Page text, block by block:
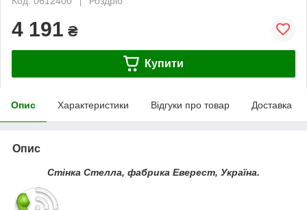
4 191 ₴
Купити
Опис Характеристики Відгуки про товар Доставка
Опис
Стінка Стелла, фабрика Еверест, Україна.